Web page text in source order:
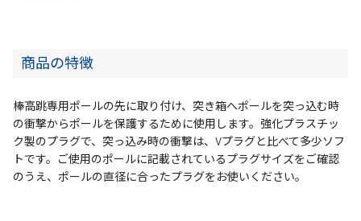
商品の特徴
棒高跳専用ポールの先に取り付け、突き箱へポールを突っ込む時
の衝撃からポールを保護するために使用します。強化プラスチッ
ク製のプラグで、突っ込み時の衝撃は、Vプラグと比べて多少ソフ
トです。ご使用のポールに記載されているプラグサイズをご確認
のうえ、ポールの直径に合ったプラグをお使いください。